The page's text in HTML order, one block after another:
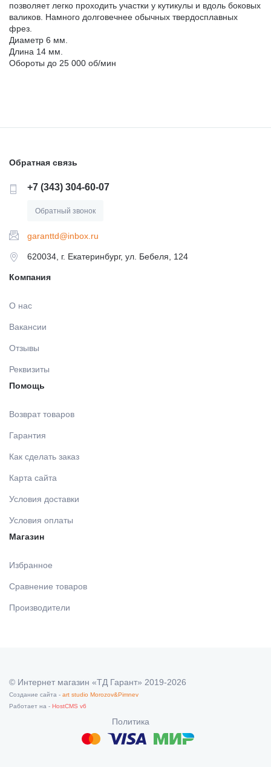
позволяет легко проходить участки у кутикулы и вдоль боковых
валиков. Намного долговечнее обычных твердосплавных
фрез.
Диаметр 6 мм.
Длина 14 мм.
Обороты до 25 000 об/мин
Обратная связь
+7 (343) 304-60-07
Обратный звонок
garanttd@inbox.ru
620034, г. Екатеринбург, ул. Бебеля, 124
Компания
О нас
Вакансии
Отзывы
Реквизиты
Помощь
Возврат товаров
Гарантия
Как сделать заказ
Карта сайта
Условия доставки
Условия оплаты
Магазин
Избранное
Сравнение товаров
Производители
© Интернет магазин «ТД Гарант» 2019-2026
Создание сайта - art studio Morozov&Pimnev
Работает на - HostCMS v6
Политика